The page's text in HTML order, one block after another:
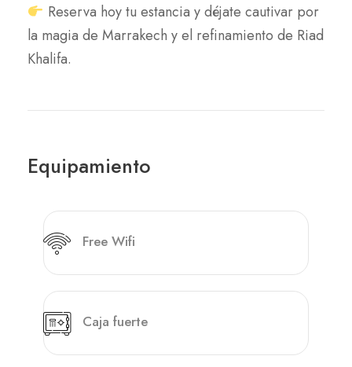
Reserva hoy tu estancia y déjate cautivar por
la magia de Marrakech y el refinamiento de Riad
Khalifa.
Equipamiento
Free Wifi
Caja fuerte